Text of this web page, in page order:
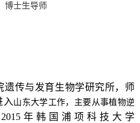
博士生导师
遗传与发育生物学研究所，师
入山东大学工作，主要从事植物逆
2015年韩国浦项科技大学